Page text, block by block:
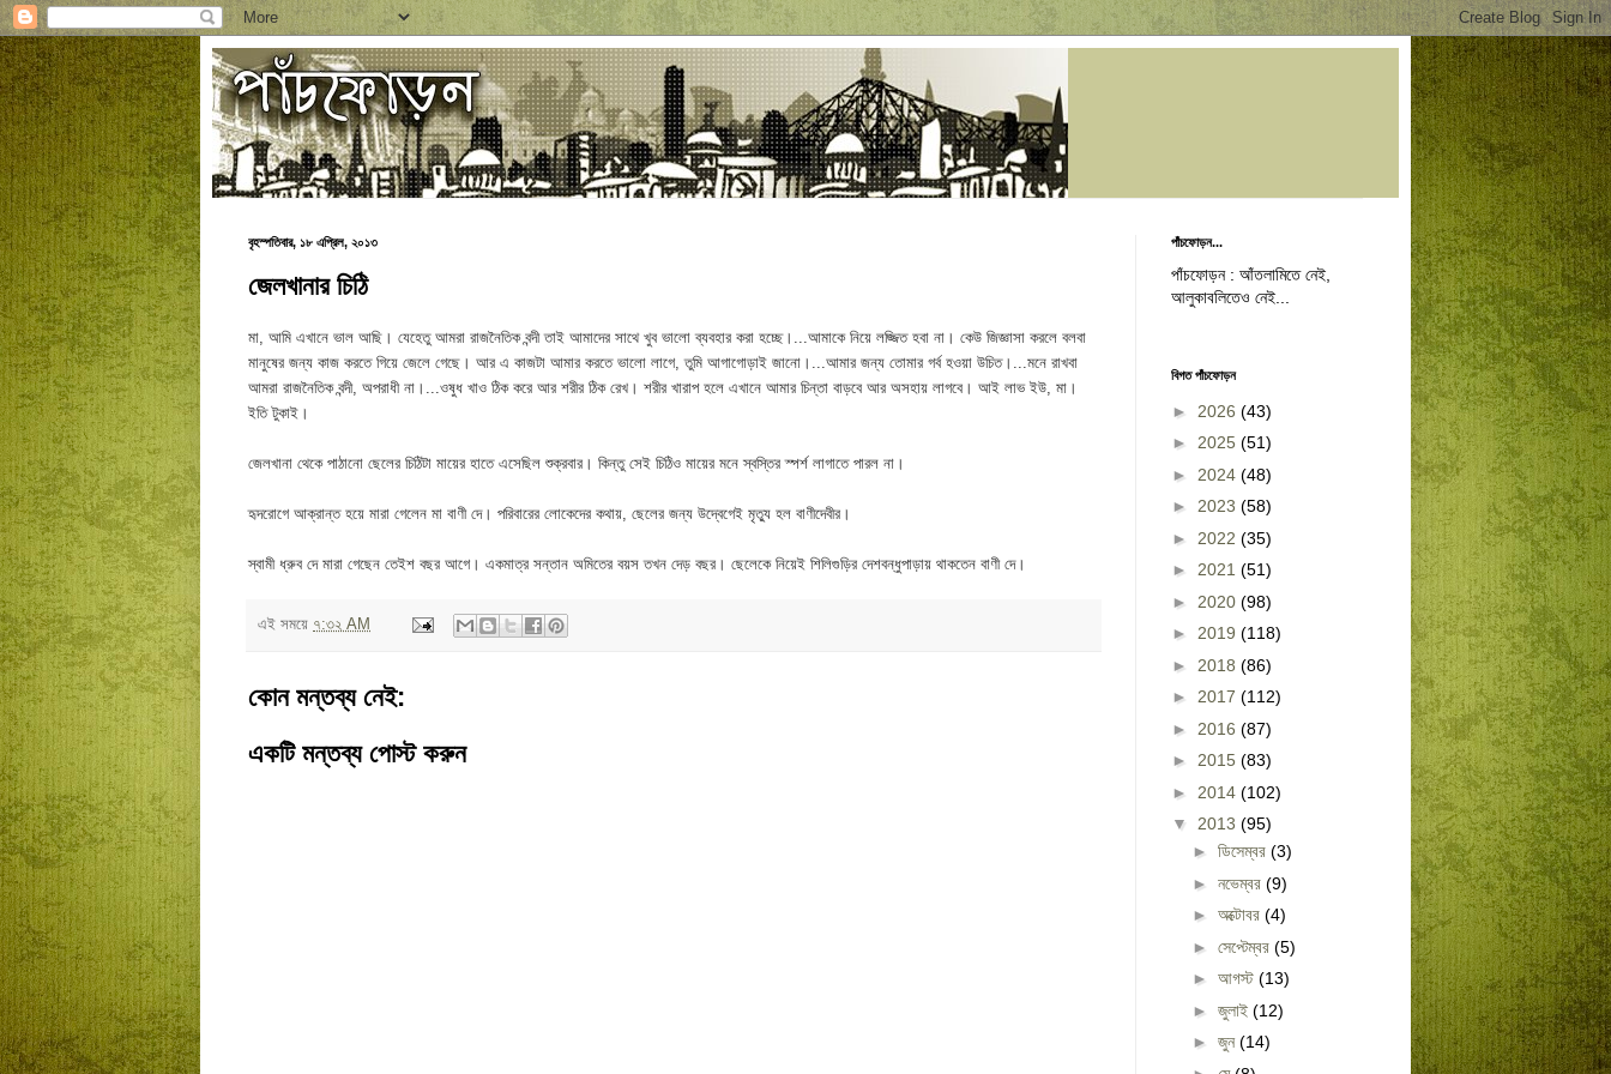
বৃহস্পতিবার, ১৮ এপ্রিল, ২০১৩
জেলখানার চিঠি
মা, আমি এখানে ভাল আছি। যেহেতু আমরা রাজনৈতিক বন্দী তাই আমাদের সাথে খুব ভালো ব্যবহার করা হচ্ছে।...আমাকে নিয়ে লজ্জিত হবা না। কেউ জিজ্ঞাসা করলে বলবা
মানুষের জন্য কাজ করতে গিয়ে জেলে গেছে। আর এ কাজটা আমার করতে ভালো লাগে, তুমি আগাগোড়াই জানো।...আমার জন্য তোমার গর্ব হওয়া উচিত।...মনে রাখবা
আমরা রাজনৈতিক বন্দী, অপরাধী না।...ওষুধ খাও ঠিক করে আর শরীর ঠিক রেখ। শরীর খারাপ হলে এখানে আমার চিন্তা বাড়বে আর অসহায় লাগবে। আই লাভ ইউ, মা।
ইতি টুকাই।
জেলখানা থেকে পাঠানো ছেলের চিঠিটা মায়ের হাতে এসেছিল শুক্রবার। কিন্তু সেই চিঠিও মায়ের মনে স্বস্তির স্পর্শ লাগাতে পারল না।
হৃদরোগে আক্রান্ত হয়ে মারা গেলেন মা বাণী দে। পরিবারের লোকেদের কথায়, ছেলের জন্য উদ্বেগেই মৃত্যু হল বাণীদেবীর।
স্বামী ধ্রুব দে মারা গেছেন তেইশ বছর আগে। একমাত্র সন্তান অমিতের বয়স তখন দেড় বছর। ছেলেকে নিয়েই শিলিগুড়ির দেশবন্ধুপাড়ায় থাকতেন বাণী দে।
এই সময়ে ৭:৩২ AM
কোন মন্তব্য নেই:
একটি মন্তব্য পোস্ট করুন
পাঁচফোড়ন...
পাঁচফোড়ন : আঁতলামিতে নেই,
আলুকাবলিতেও নেই...
বিগত পাঁচফোড়ন
► 2026 (43)
► 2025 (51)
► 2024 (48)
► 2023 (58)
► 2022 (35)
► 2021 (51)
► 2020 (98)
► 2019 (118)
► 2018 (86)
► 2017 (112)
► 2016 (87)
► 2015 (83)
► 2014 (102)
▼ 2013 (95)
► ডিসেম্বর (3)
► নভেম্বর (9)
► অক্টোবর (4)
► সেপ্টেম্বর (5)
► আগস্ট (13)
► জুলাই (12)
► জুন(14)